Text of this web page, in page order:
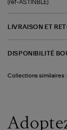
(ref-ASTINBLE)
LIVRAISON ET
DISPONIBILITÉ
Collections similaires :